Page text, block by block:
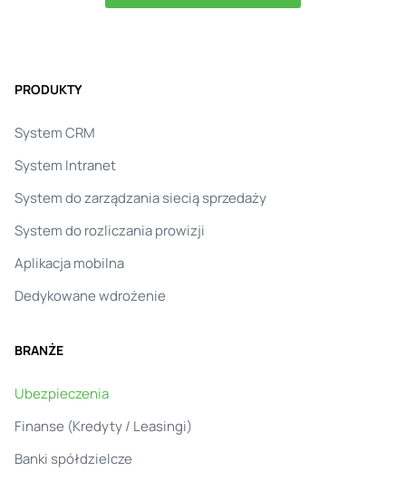
PRODUKTY
System CRM
System Intranet
System do zarządzania siecią sprzedaży
System do rozliczania prowizji
Aplikacja mobilna
Dedykowane wdrożenie
BRANŻE
Ubezpieczenia
Finanse (Kredyty / Leasingi)
Banki spółdzielcze